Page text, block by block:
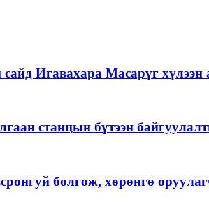
Игавахара Масарүг хүлээн
станцын бүтээн
болгож, хөрөнгө